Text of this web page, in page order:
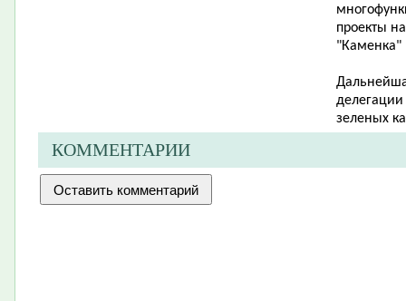
проекты
"Каменка"
зеленых
КОММЕНТАРИИ